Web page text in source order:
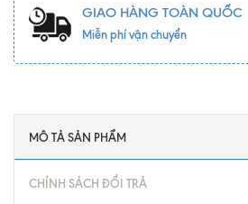
GIAO HÀNG TOÀN QUỐC
Miễn phí vận chuyển
MÔ TẢ SẢN PHẨM
CHÍNH SÁCH ĐỔI TRẢ